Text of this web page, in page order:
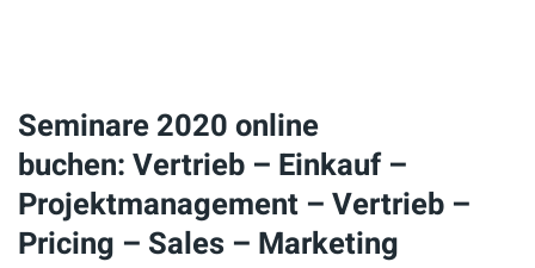
Seminare 2020 online
buchen: Vertrieb – Einkauf –
Projektmanagement – Vertrieb –
Pricing – Sales – Marketing